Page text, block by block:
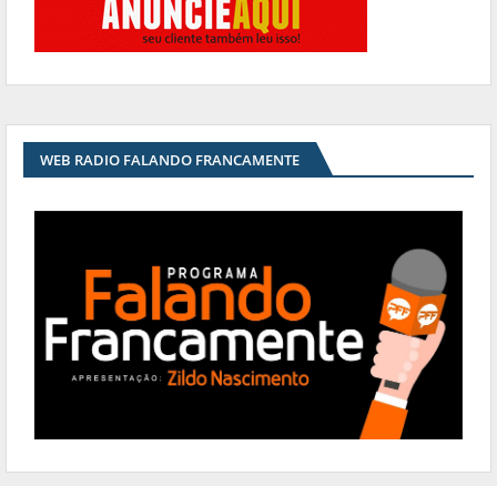
WEB RADIO FALANDO FRANCAMENTE